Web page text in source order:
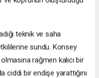
teknik ve saha
sundu. Konsey
rağmen kalıcı bir
bir endişe yarattığını